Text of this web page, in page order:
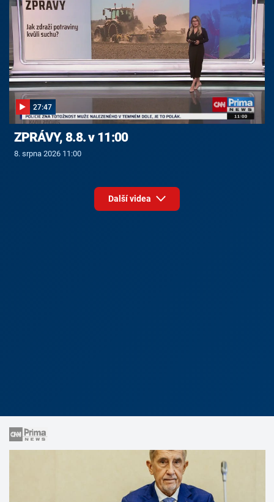
27:47
ZPRÁVY, 8.8. v 11:00
8. srpna 2026 11:00
Další videa